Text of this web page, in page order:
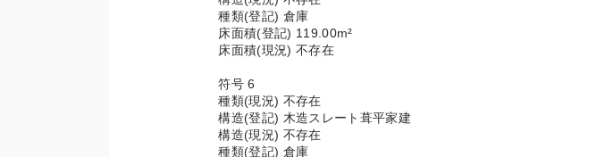
種類(登記) 倉庫
床面積(登記) 119.00m²
床面積(現況) 不存在
符号 6
種類(現況) 不存在
構造(登記) 木造スレート葺平家建
構造(現況) 不存在
種類(登記) 倉庫